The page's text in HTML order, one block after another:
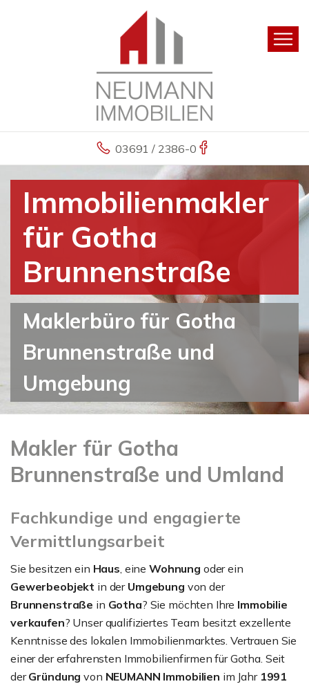
03691 / 2386-0
Immobilienmakler
für Gotha
Brunnenstraße
Maklerbüro für Gotha
Brunnenstraße und
Umgebung
Makler für Gotha
Brunnenstraße und Umland
Fachkundige und engagierte
Vermittlungsarbeit
Sie besitzen ein Haus, eine Wohnung oder ein
Gewerbeobjekt in der Umgebung von der
Brunnenstraße in Gotha? Sie möchten Ihre Immobilie
verkaufen? Unser qualifiziertes Team besitzt exzellente
Kenntnisse des lokalen Immobilienmarktes. Vertrauen Sie
einer der erfahrensten Immobilienfirmen für Gotha. Seit
derGründungvon NEUMANN Immobilien im Jahr 1991